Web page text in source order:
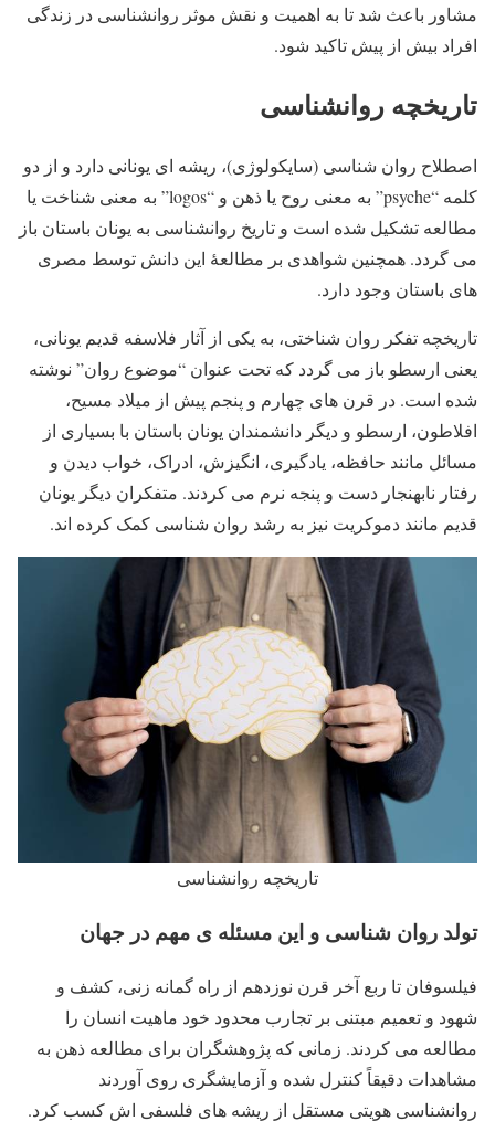
مشاور باعث شد تا به اهمیت و نقش موثر روانشناسی در زندگی
افراد بیش از پیش تاکید شود.
تاریخچه روانشناسی
اصطلاح روان شناسی (سایکولوژی)، ریشه ای یونانی دارد و از دو
کلمه “psyche” به معنی روح یا ذهن و “logos” به معنی شناخت یا
مطالعه تشکیل شده است و تاریخ روانشناسی به یونان باستان باز
می گردد. همچنین شواهدی بر مطالعهٔ این دانش توسط مصری
های باستان وجود دارد.
تاریخچه تفکر روان شناختی، به یکی از آثار فلاسفه قدیم یونانی،
یعنی ارسطو باز می گردد که تحت عنوان “موضوع روان” نوشته
شده است. در قرن های چهارم و پنجم پیش از میلاد مسیح،
افلاطون، ارسطو و دیگر دانشمندان یونان باستان با بسیاری از
مسائل مانند حافظه، یادگیری، انگیزش، ادراک، خواب دیدن و
رفتار نابهنجار دست و پنجه نرم می کردند. متفکران دیگر یونان
قدیم مانند دموکریت نیز به رشد روان شناسی کمک کرده اند.
تاریخچه روانشناسی
تولد روان شناسی و این مسئله ی مهم در جهان
فیلسوفان تا ربع آخر قرن نوزدهم از راه گمانه زنی، کشف و
شهود و تعمیم مبتنی بر تجارب محدود خود ماهیت انسان را
مطالعه می کردند. زمانی که پژوهشگران برای مطالعه ذهن به
مشاهدات دقیقاً کنترل شده و آزمایشگری روی آوردند
روانشناسی هویتی مستقل از ریشه های فلسفی اش کسب کرد.